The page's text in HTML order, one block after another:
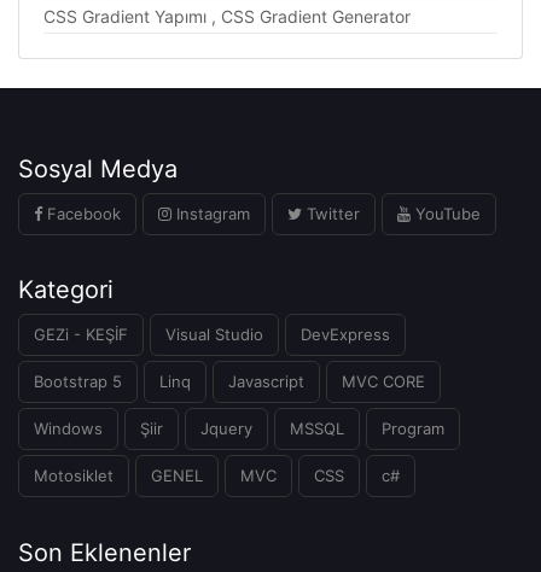
CSS Gradient Yapımı , CSS Gradient Generator
Sosyal Medya
Facebook Instagram Twitter YouTube
Kategori
GEZi - KEŞİF Visual Studio DevExpress
Bootstrap 5 Linq Javascript MVC CORE
Windows Şiir Jquery MSSQL Program
Motosiklet GENEL MVC CSS c#
Son Eklenenler